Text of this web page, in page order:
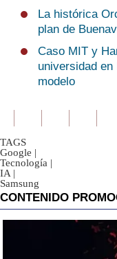
La histórica
plan de
Caso MIT y
universidad
modelo
TAGS
Google |
Tecnología |
IA |
Samsung